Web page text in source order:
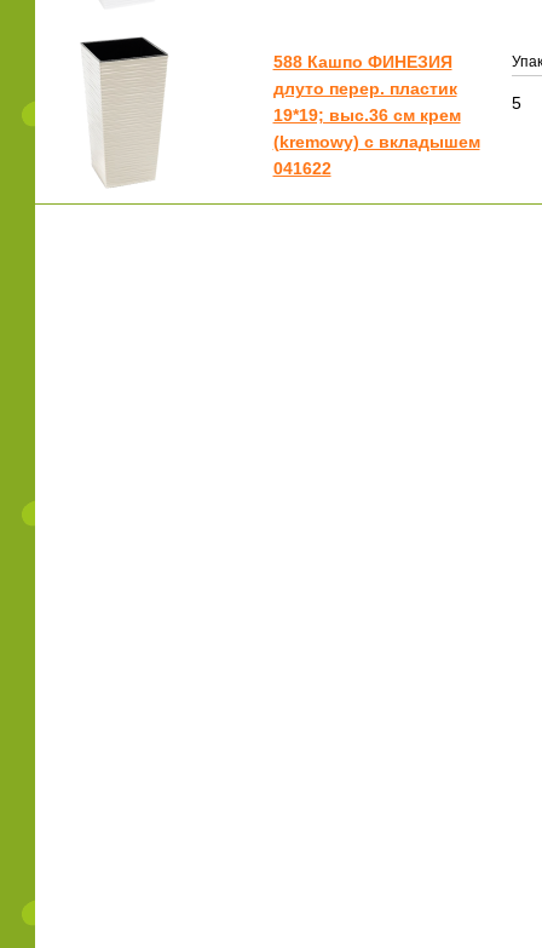
588 Кашпо ФИНЕЗИЯ
длуто перер. пластик
19*19; выс.36 см крем
(kremowy) с вкладышем
041622
5